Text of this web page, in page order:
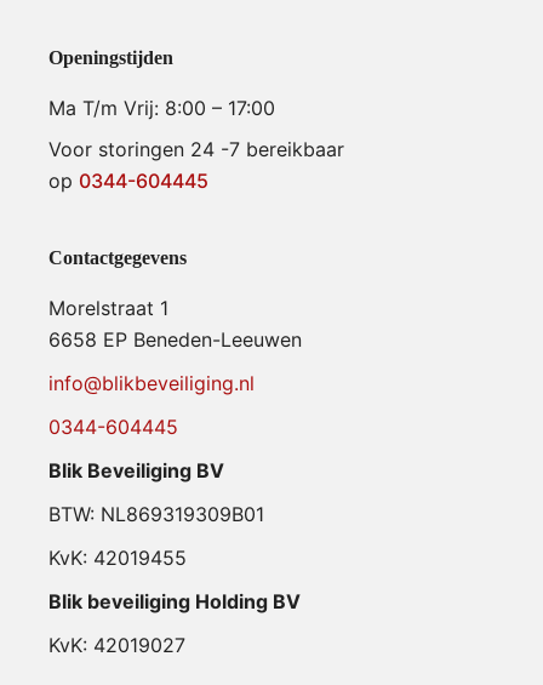
Openingstijden
Ma T/m Vrij: 8:00 – 17:00
Voor storingen 24 -7 bereikbaar
op 0344-604445
Contactgegevens
Morelstraat 1
6658 EP Beneden-Leeuwen
info@blikbeveiliging.nl
0344-604445
Blik Beveiliging BV
BTW: NL869319309B01
KvK: 42019455
Blik beveiliging Holding BV
KvK: 42019027